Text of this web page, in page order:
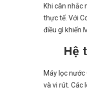
Khi cân nhắc
thực tế. Với
điều gì khiến
Hệ
Máy lọc
và vi rút. Các